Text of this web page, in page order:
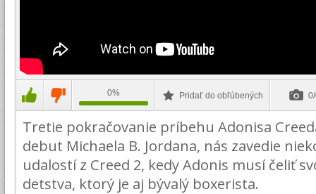
0% Pridať do obľúbených
Tretie pokračovanie príbehu Adonisa
debut Michaela B. Jordana, nás zavedie
udalostí z Creed 2, kedy Adonis musí čeliť
detstva, ktorý je aj bývalý boxerista.